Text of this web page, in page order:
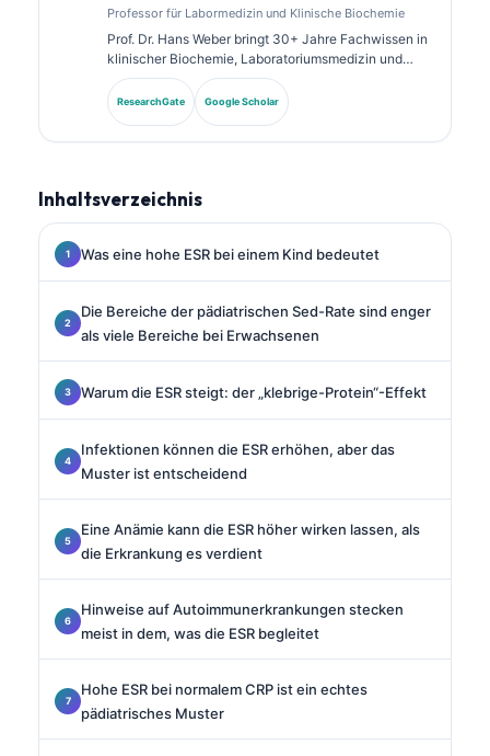
Professor für Labormedizin und Klinische Biochemie
Prof. Dr. Hans Weber bringt 30+ Jahre Fachwissen in
klinischer Biochemie, Laboratoriumsmedizin und
Biomarkerforschung mit. Als ehemaliger Präsident der
Deutschen Gesellschaft für Klinische Chemie ist er
auf die Analyse diagnostischer Panels, die
ResearchGate Google Scholar
Inhaltsverzeichnis
Was eine hohe ESR bei einem Kind bedeutet
Die Bereiche der pädiatrischen Sed-Rate sind enger
als viele Bereiche bei Erwachsenen
Warum die ESR steigt: der „klebrige-Protein“-Effekt
Infektionen können die ESR erhöhen, aber das
Muster ist entscheidend
Eine Anämie kann die ESR höher wirken lassen, als
die Erkrankung es verdient
Hinweise auf Autoimmunerkrankungen stecken
meist in dem, was die ESR begleitet
Hohe ESR bei normalem CRP ist ein echtes
pädiatrisches Muster